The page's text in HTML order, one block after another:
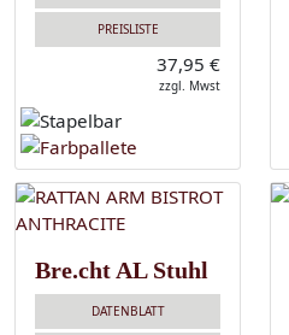
PREISLISTE
37,95 €
zzgl. Mwst
Bre.cht AL Stuhl
DATENBLATT